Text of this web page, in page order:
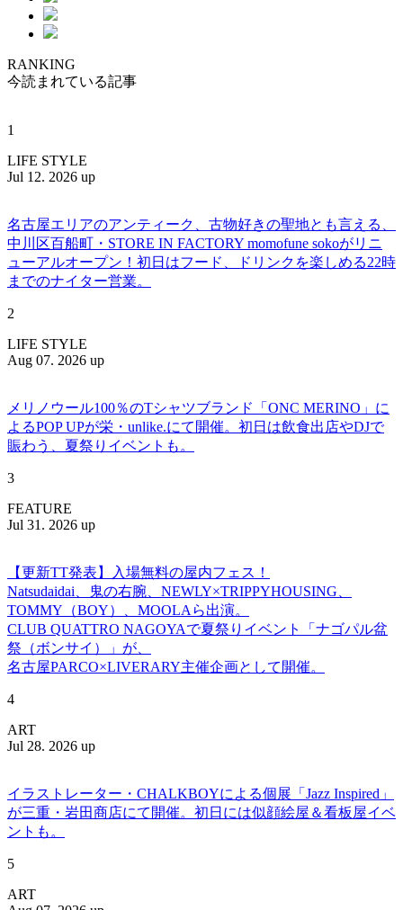
RANKING
今読まれている記事
1
LIFE STYLE
Jul 12. 2026 up
名古屋エリアのアンティーク、古物好きの聖地とも言える、
中川区百船町・STORE IN FACTORY momofune sokoがリニ
ューアルオープン！初日はフード、ドリンクを楽しめる22時
までのナイター営業。
2
LIFE STYLE
Aug 07. 2026 up
メリノウール100％のTシャツブランド「ONC MERINO」に
よるPOP UPが栄・unlike.にて開催。初日は飲食出店やDJで
賑わう、夏祭りイベントも。
3
FEATURE
Jul 31. 2026 up
【更新TT発表】入場無料の屋内フェス！
Natsudaidai、鬼の右腕、NEWLY×TRIPPYHOUSING、
TOMMY（BOY）、MOOLAら出演。
CLUB QUATTRO NAGOYAで夏祭りイベント「ナゴパル盆
祭（ボンサイ）」が、
名古屋PARCO×LIVERARY主催企画として開催。
4
ART
Jul 28. 2026 up
イラストレーター・CHALKBOYによる個展「Jazz Inspired」
が三重・岩田商店にて開催。初日には似顔絵屋＆看板屋イベ
ントも。
5
ART